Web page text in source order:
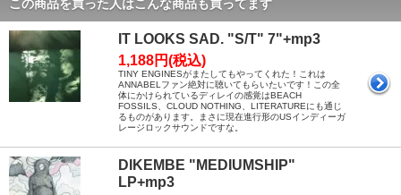
この商品を買った人はこんな商品も買ってます
IT LOOKS SAD. "S/T" 7"+mp3
1,188円(税込)
TINY ENGINESがまたしてもやってくれた！これは
ANNABELファン絶対に聴いてもらいたいです！この全
体にかけられているディレイの感覚はBEACH
FOSSILS、CLOUD NOTHING、LITERATUREにも通じ
るものがあります。まさに現在進行形のUSインディーガ
レージロックサウンドですな。
DIKEMBE "MEDIUMSHIP"
LP+mp3